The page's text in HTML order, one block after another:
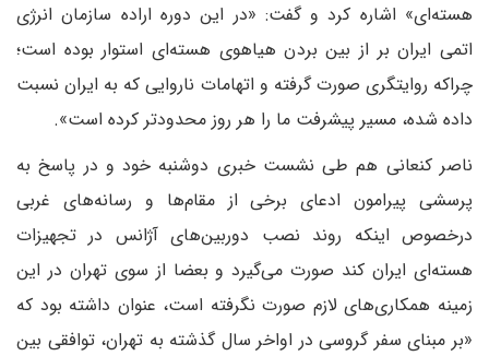
هسته‌ای» اشاره کرد و گفت: «در این دوره اراده سازمان انرژی
اتمی ایران بر از بین بردن هیاهوی هسته‌ای استوار بوده است؛
چراکه روایتگری صورت گرفته و اتهامات ناروایی که به ایران نسبت
داده شده، مسیر پیشرفت ما را هر روز محدودتر کرده است».
ناصر کنعانی هم طی نشست خبری دوشنبه خود و در پاسخ به
پرسشی پیرامون ادعای برخی از مقام‌ها و رسانه‌های غربی
درخصوص اینکه روند نصب دوربین‌های آژانس در تجهیزات
هسته‌ای ایران کند صورت می‌گیرد و بعضا از سوی تهران در این
زمینه همکاری‌های لازم صورت نگرفته است، عنوان داشته بود که
«بر مبنای سفر گروسی در اواخر سال گذشته به تهران، توافقی بین